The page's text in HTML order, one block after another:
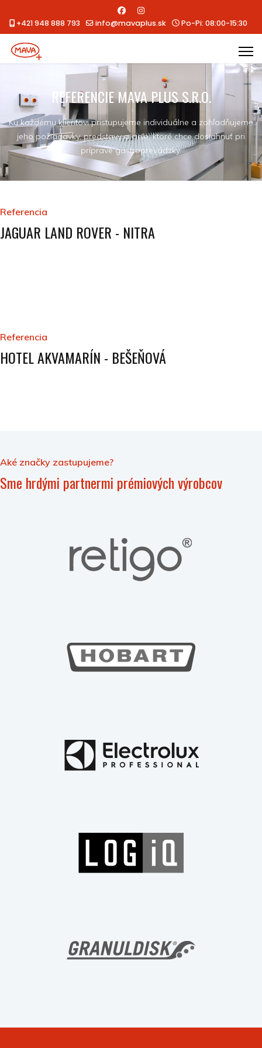
+421 948 888 793 info@mavaplus.sk Po-Pi: 08:00-15:30
REFERENCIE MAVA PLUS S.R.O.
Ku každému klientovi pristupujeme individuálne a zohľadňujeme
jeho požiadavky, predstavy a ciele, ktoré chce dosiahnuť pri
príprave gastroprevádzky.
Referencia
JAGUAR LAND ROVER - NITRA
Referencia
HOTEL AKVAMARÍN - BEŠEŇOVÁ
Aké značky zastupujeme?
Sme hrdými partnermi prémiových výrobcov